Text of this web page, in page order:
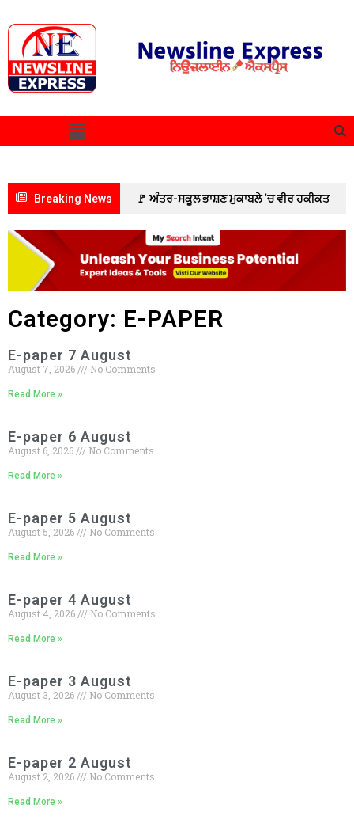
Breaking News 🚩 ਅੰਤਰ-ਸਕੂਲ ਭਾਸ਼ਣ ਮੁਕਾਬਲੇ ‘ਚ ਵੀਰ ਹਕੀਕਤ
ਰਾਏ ਮਾਡਲ ਸਕੂਲ ਦਾ ਦਬਦਬਾ ਬਰਕਰਾਰ 🚩ਅੱਜ,
“ਚੰਡੀਗੜ੍ਹ ਮਹਾਂ ਰੈਲੀ” ਵਿੱਚ ਸ਼ਾਮਲ ਹੋਣ ਲਈ ਡੀ.ਸੀ.
ਦਫ਼ਤਰ ਯੂਨੀਅਨ ਪਟਿਆਲਾ ਦੇ ਕਰਮਚਾਰੀ ਸਮੂਹਿਕ ਛੁੱਟੀ
‘ਤੇ ; ਦੋ ਦਿਨਾਂ ਦੀ ਕਲਮ ਛੋੜ ਹੜਤਾਲ ਤੋਂ ਬਾਅਦ ਸਮੂਹਿਕ
ਛੁੱਟੀ ਲੈ ਕੇ ਚੰਡੀਗੜ੍ਹ ਵੱਲ ਕੂਚ ਅੱਜ
ਅਚਾਨਕ ਧਸੀ ਮੁੱਖ ਸੜਕ, 20 ਫੁੱਟ ਡੂੰਘੇ ਟੋਏ ਨੇ ਮਚਾਈ
ਸਰੀਨ ਦਾ ਪਟਿਆਲਾ ਪਹੁੰਚਣ ‘ਤੇ ਭਰਵਾਂ ਸਵਾਗਤ :
ਨਾਲ ਮਿਲ ਕੇ ਪਟਿਆਲਾ ਦੀਆਂ ਪੰਜ ਪ੍ਰਮੁੱਖ ਸੜਕਾਂ ਦੀ
Category: E-PAPER
E-paper 7 August
August 7, 2026 No Comments
Read More »
E-paper 6 August
August 6, 2026 No Comments
Read More »
E-paper 5 August
August 5, 2026 No Comments
Read More »
E-paper 4 August
August 4, 2026 No Comments
Read More »
E-paper 3 August
August 3, 2026 No Comments
Read More »
E-paper 2 August
August 2, 2026 No Comments
Read More »